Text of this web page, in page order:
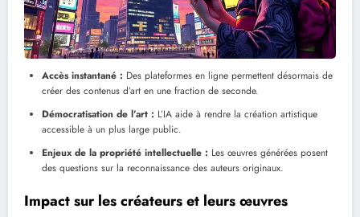
Accès instantané : Des plateformes en ligne permettent désormais de
créer des contenus d’art en une fraction de seconde.
Démocratisation de l’art : L’IA aide à rendre la création artistique
accessible à un plus large public.
Enjeux de la propriété intellectuelle : Les œuvres générées posent
des questions sur la reconnaissance des auteurs originaux.
Impact sur les créateurs et leurs œuvres